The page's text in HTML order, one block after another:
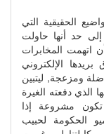
الحقيقية التي
حد أنها حاولت
المخابرات
الإلكتروني
ومزعجة, ليتبين
دفعته الغيرة
مشروعة إذا
الحكومة لحبيب